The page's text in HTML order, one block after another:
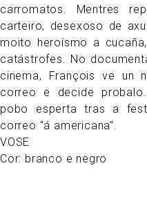
carromatos. Mentres
carteiro, desexoso de
moito heroísmo a
catástrofes. No
cinema, François ve un
correo e decide
pobo esperta tras a
correo "á americana".
VOSE
Cor: branco e negro